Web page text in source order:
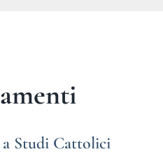
Studi Cattolici